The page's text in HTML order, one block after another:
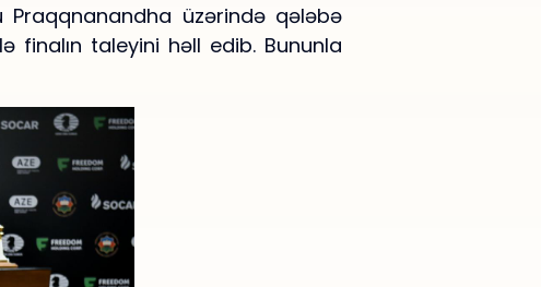
üzərində qələbə
finalın taleyini həll edib. Bununla